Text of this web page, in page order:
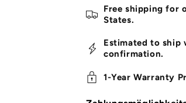
Lens
Action
Free shipping for
States.
Estimated to ship
confirmation.
1-Year Warranty